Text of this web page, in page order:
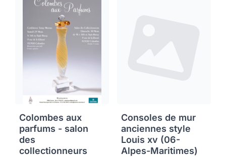
Colombes aux
parfums - salon
des
collectionneurs
Consoles de mur
anciennes style
Louis xv (06-
Alpes-Maritimes)